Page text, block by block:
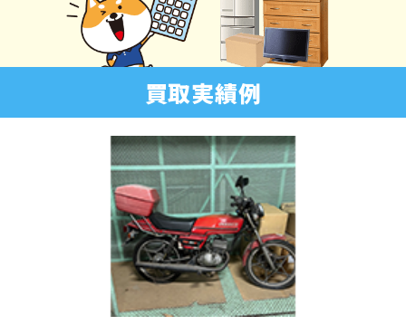
買取実績例